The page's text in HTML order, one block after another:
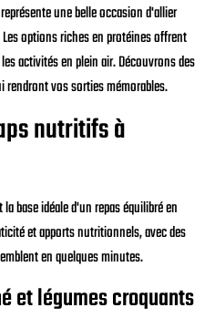
une belle occasion d'allier
options riches en protéines offrent
activités en plein air. Découvrons des
vos sorties mémorables.
nutritifs à
base idéale d'un repas équilibré en
et apports nutritionnels, avec des
en quelques minutes.
et légumes croquants